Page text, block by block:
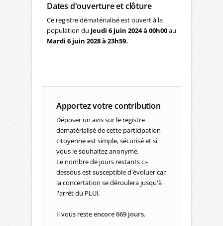
Dates d'ouverture et clôture
Ce registre dématérialisé est ouvert à la
population du Jeudi 6 juin 2024 à 00h00au
Mardi 6 juin 2028 à 23h59.
Apportez votre contribution
Déposer un avis sur le registre
dématérialisé de cette participation
citoyenne est simple, sécurisé et si
vous le souhaitez anonyme.
Le nombre de jours restants ci-
dessous est susceptible d'évoluer car
la concertation se déroulera jusqu'à
l'arrêt du PLUi.
Il vous resteencore 669 jours.